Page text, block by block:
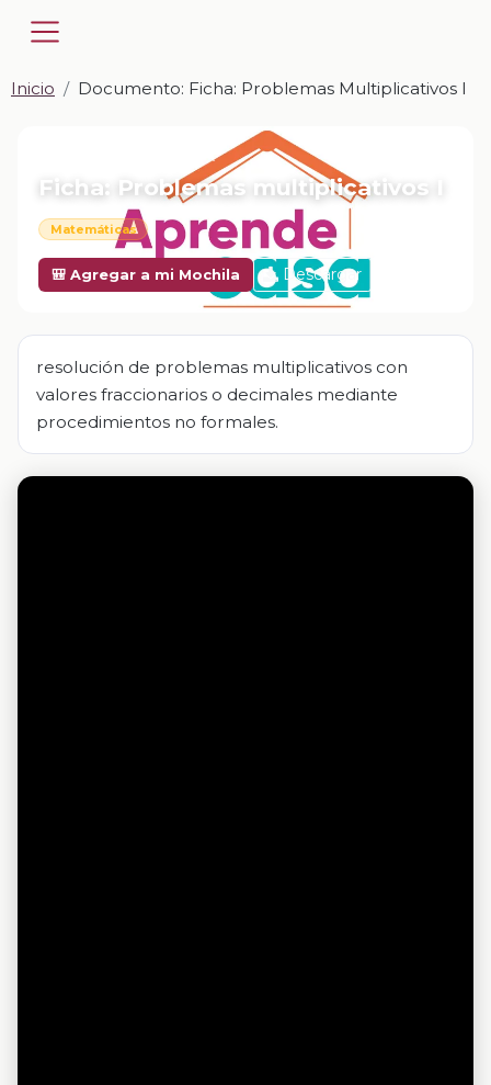
Inicio Documento: Ficha: Problemas Multiplicativos I
📎 DOCUMENTO · DOCX
Ficha: Problemas multiplicativos I
Matemáticas
🎒 Agregar a mi Mochila Descargar
resolución de problemas multiplicativos con
valores fraccionarios o decimales mediante
procedimientos no formales.